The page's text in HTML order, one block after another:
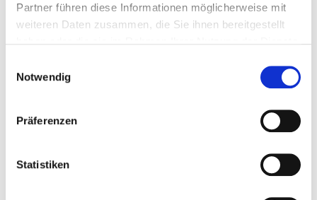
Partner führen diese Informationen möglicherweise mit
weiteren Daten zusammen, die Sie ihnen bereitgestellt
Notwendig
Präferenzen
Statistiken